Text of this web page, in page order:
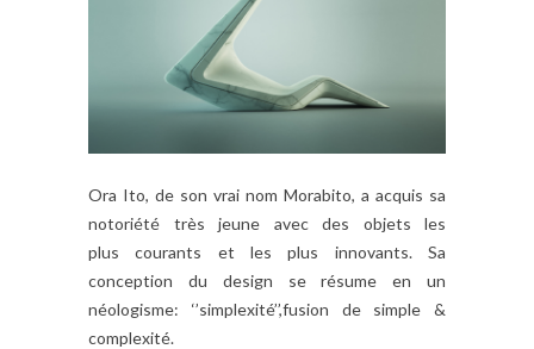
Ora Ito, de son vrai nom Morabito, a acquis sa
notoriété très jeune avec des objets les
plus courants et les plus innovants. Sa
conception du design se résume en un
néologisme: ‘’simplexité’’,fusion de simple &
complexité.